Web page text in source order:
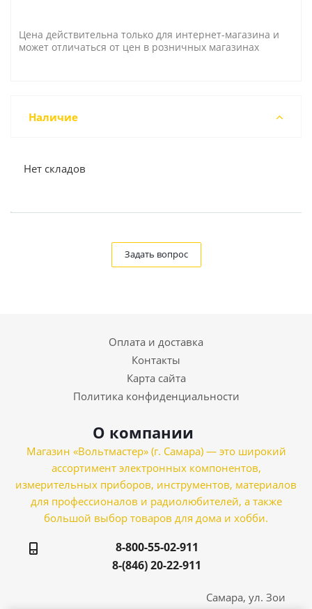
Цена действительна только для интернет-магазина и
может отличаться от цен в розничных магазинах
Наличие
Нет складов
Задать вопрос
Оплата и доставка
Контакты
Карта сайта
Политика конфиденциальности
О компании
Магазин «Вольтмастер» (г. Самара) — это широкий
ассортимент электронных компонентов,
измерительных приборов, инструментов, материалов
для профессионалов и радиолюбителей, а также
большой выбор товаров для дома и хобби.
8-800-55-02-911
8-(846) 20-22-911
Самара, ул. Зои